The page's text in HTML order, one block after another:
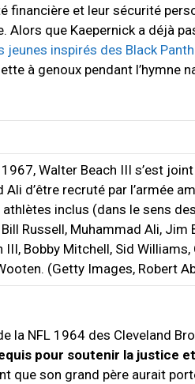
financière et leur sécurité
Alors que Kaepernick a déjà
inspirés des Black
à genoux pendant l’hymne
Walter Beach III s’est
d’être recruté par l’armée
inclus (dans le sens
Russell, Muhammad Ali,
Bobby Mitchell, Sid
(Getty Images, Robert
la NFL 1964 des Cleveland
pour soutenir la justice
que son grand père aurait